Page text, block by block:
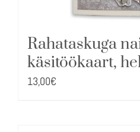
Rahataskuga
käsitöökaart,
13,00€